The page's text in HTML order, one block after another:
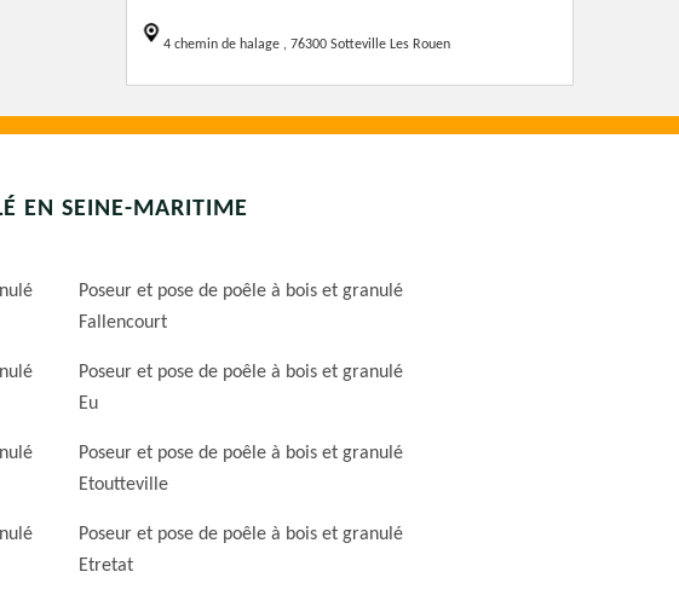
4 chemin de halage , 76300 Sotteville Les Rouen
EN SEINE-MARITIME
Poseur et pose de poêle à bois et granulé
Fallencourt
Poseur et pose de poêle à bois et granulé
Eu
Poseur et pose de poêle à bois et granulé
Etoutteville
Poseur et pose de poêle à bois et granulé
Etretat